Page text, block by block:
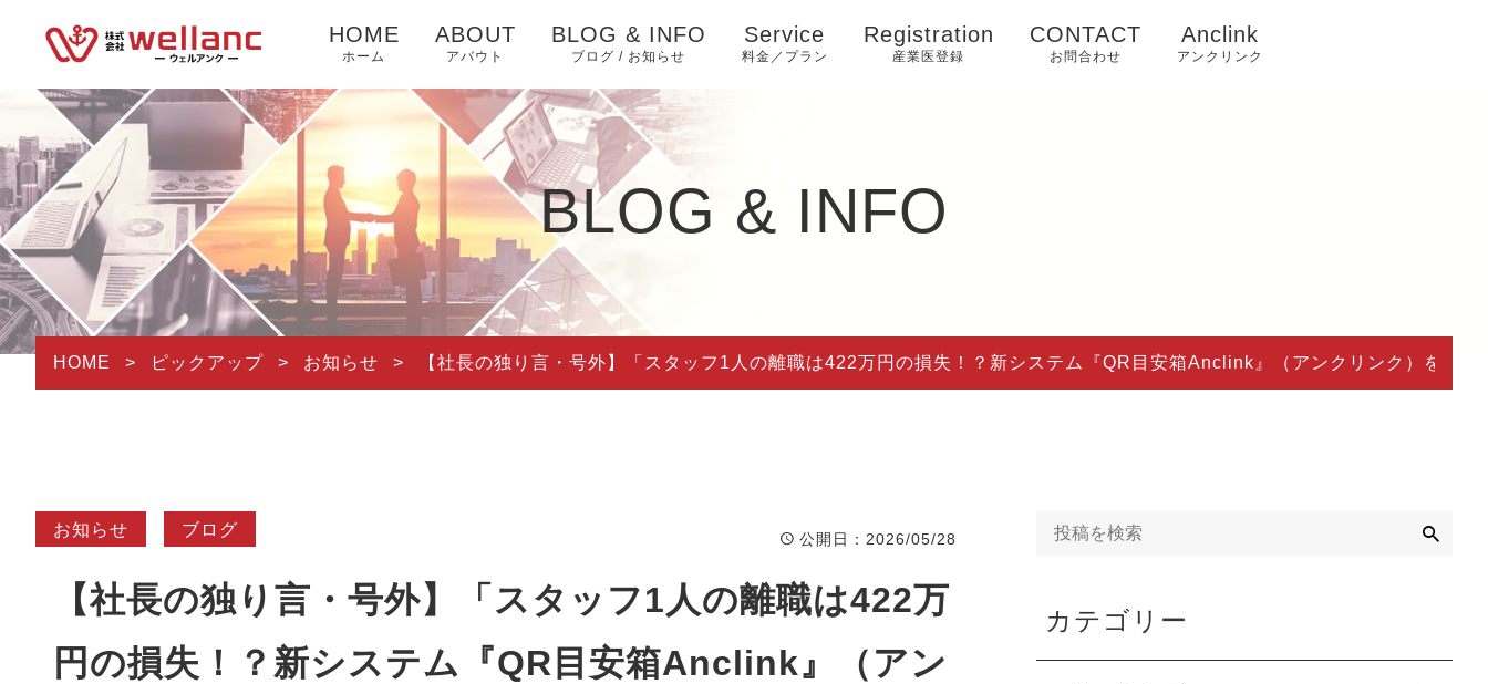
HOME
ホーム
ABOUT
アバウト
BLOG & INFO
ブログ / お知らせ
お知らせ
ブログ
ピックアップ
Service
料金／プラン
Registration
産業医登録
CONTACT
お問合わせ
Anclink
アンクリンク
BLOG & INFO
HOME > ピックアップ > お知らせ > 【社長の独り言・号外】「スタッフ1人の離職は422万円の損失！？新システム『QR目安箱Anclink』（アンクリンク）をリ
お知らせ ブログ
公開日 ：2026/05/28
【社長の独り言・号外】「スタッフ1人の離職は422万
円の損失！？新システム『QR目安箱Anclink』（アン
カテゴリー